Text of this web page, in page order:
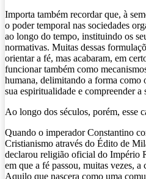
Importa também recordar que, à
o poder temporal nas sociedades
ao longo do tempo, instituindo os
normativas. Muitas dessas
orientar a fé, mas acabaram, em
funcionar também como
humana, delimitando a forma como
sua espiritualidade e compreender a
Ao longo dos séculos, porém, esse
Quando o imperador Constantino
Cristianismo através do Édito de
declarou religião oficial do Império
em que a fé passou, muitas vezes,
Aquilo que nascera como uma